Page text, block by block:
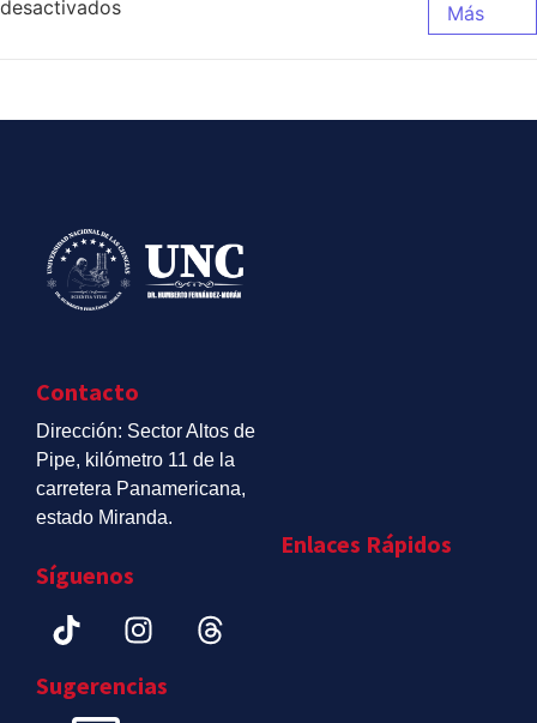
desactivados
Más
Contacto
Dirección: Sector Altos de
Pipe, kilómetro 11 de la
carretera Panamericana,
estado Miranda.
Síguenos
Sugerencias
Enlaces Rápidos